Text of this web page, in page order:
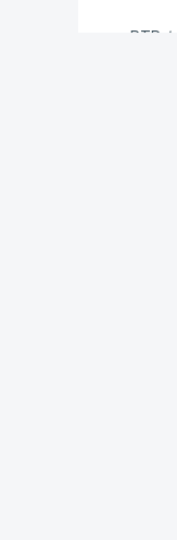
RTP /